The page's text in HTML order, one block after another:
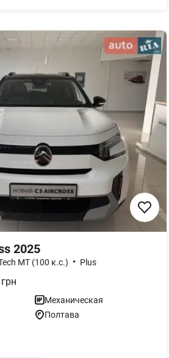
2025
MT (100 к.с.) • Plus
грн
Механическая
Полтава